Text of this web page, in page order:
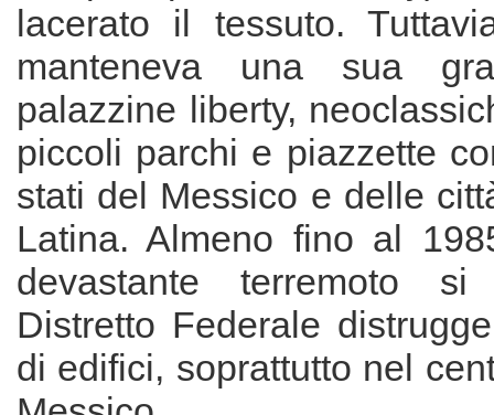
lacerato il tessuto.
manteneva una sua
palazzine liberty,
piccoli parchi e piazzette
stati del Messico e delle
Latina. Almeno fino al
devastante terremoto
Distretto Federale
di edifici, soprattutto nel